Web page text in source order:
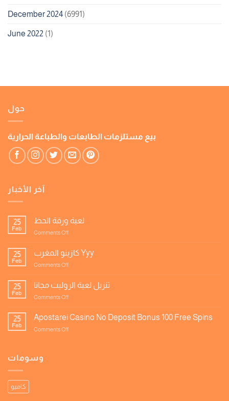
December 2024 (6991)
June 2022 (1)
حول
بيع مستلزمات الطابعات والطباعة الحرارية
آخر الأخبار
25
Feb
لعبة ورقة الحظ
Comments Offon
ورقة
الحظ
25
Feb
كازينو المغرب Yyy
Comments Offon
المغرب
Yyy
25
Feb
تنزيل لعبة الروليت مجانا
Comments Offon
لعبة
25
Feb
Apostarei Casino No Deposit Bonus 100 Free Spins
Comments Offon
وسومات
كاميو